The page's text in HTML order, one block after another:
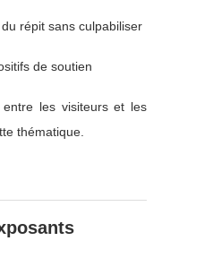
répit sans culpabiliser
de soutien
les visiteurs et les
thématique.